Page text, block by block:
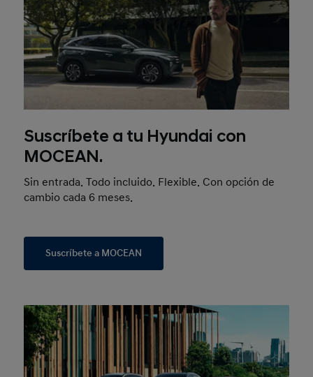
Suscríbete a tu Hyundai con
MOCEAN.
Sin entrada. Todo incluido. Flexible. Con opción de
cambio cada 6 meses.
Suscríbete a MOCEAN